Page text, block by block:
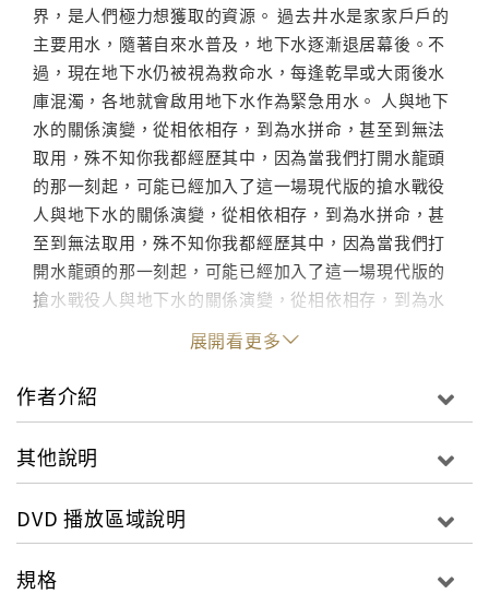
界，是人們極力想獲取的資源。 過去井水是家家戶戶的
主要用水，隨著自來水普及，地下水逐漸退居幕後。不
過，現在地下水仍被視為救命水，每逢乾旱或大雨後水
庫混濁，各地就會啟用地下水作為緊急用水。 人與地下
水的關係演變，從相依相存，到為水拼命，甚至到無法
取用，殊不知你我都經歷其中，因為當我們打開水龍頭
的那一刻起，可能已經加入了這一場現代版的搶水戰役
人與地下水的關係演變，從相依相存，到為水拼命，甚
至到無法取用，殊不知你我都經歷其中，因為當我們打
開水龍頭的那一刻起，可能已經加入了這一場現代版的
搶水戰役人與地下水的關係演變，從相依相存，到為水
拼命，甚至到無法取用，殊不知你我都經歷其中，因為
當我們打開水龍頭的那一刻起，可能已經加入了這一場
現代版的搶水戰役。
展開看更多
作者介紹
其他說明
DVD 播放區域說明
規格